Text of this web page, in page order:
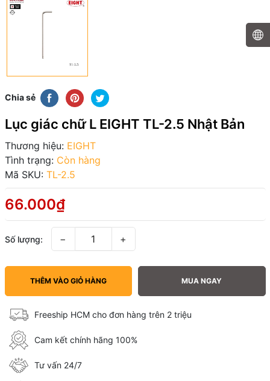
Chia sẻ
Lục giác chữ L EIGHT TL-2.5 Nhật Bản
Thương hiệu: EIGHT
Tình trạng: Còn hàng
Mã SKU: TL-2.5
66.000₫
Số lượng: − +
THÊM VÀO GIỎ HÀNG MUA NGAY
Freeship HCM cho đơn hàng trên 2 triệu
Cam kết chính hãng 100%
Tư vấn 24/7